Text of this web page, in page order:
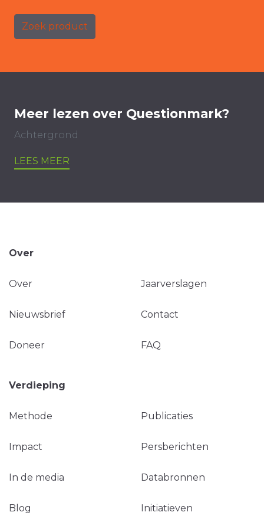
Zoek product
Meer lezen over Questionmark?
Achtergrond
LEES MEER
Over
Over Jaarverslagen
Nieuwsbrief Contact
Doneer FAQ
Verdieping
Methode Publicaties
Impact Persberichten
In de media Databronnen
Blog Initiatieven